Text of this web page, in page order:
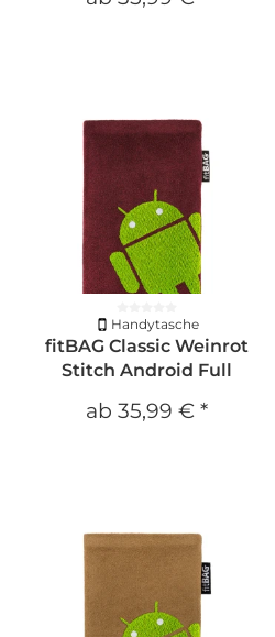
Handytasche
fitBAG Classic Weinrot
Stitch Android Full
ab 35,99 € *